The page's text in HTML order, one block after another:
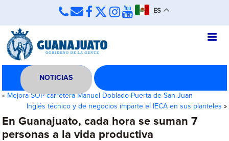
ES
NOTICIAS
« Mejora SOP carretera Manuel Doblado-Puerta de San Juan
Inglés técnico y de negocios imparte el IECA en sus planteles »
En Guanajuato, cada hora se suman 7
personas a la vida productiva